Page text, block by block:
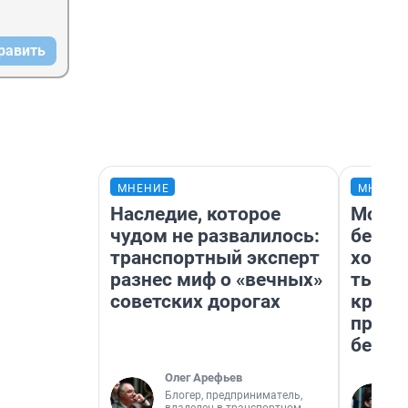
МНЕНИЕ
Наследие, которое
чудом не развалилось:
транспортный эксперт
разнес миф о «вечных»
советских дорогах
Олег Арефьев
Блогер, предприниматель,
Мой